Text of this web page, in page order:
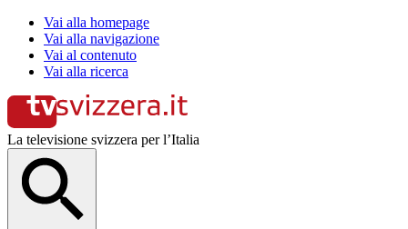
Vai alla homepage
Vai alla navigazione
Vai al contenuto
Vai alla ricerca
La televisione svizzera per l’Italia